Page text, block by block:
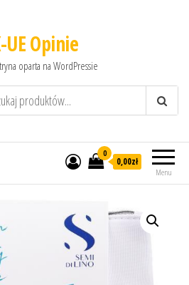
UE Opinie
oparta na WordPressie
Menu
0
0,00zł